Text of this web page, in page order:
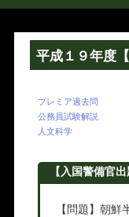
平成１９年度
プレミア過去問
公務員試験解説
人文科学
【入国警備官
【問題】朝